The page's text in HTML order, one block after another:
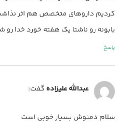
کردیم داروهای متخصص هم اثر
بابونه رو ناشتا یک هفته خورد خدا
پاسخ
عبدالله عليزاده گفت:
سلام دمنوش بسیار خوبی است